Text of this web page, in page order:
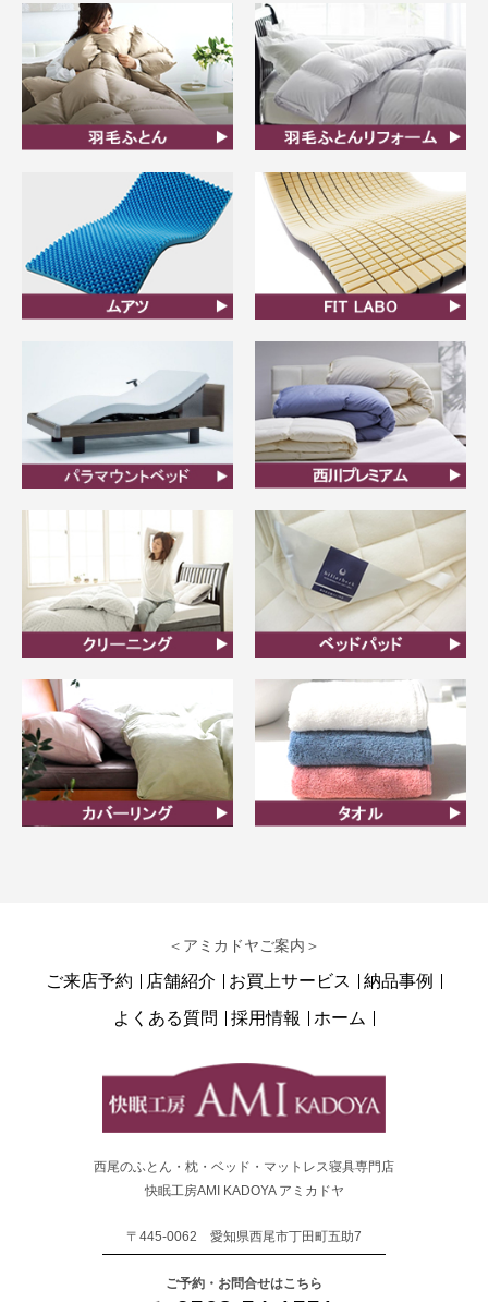
ん
＜アミカドヤご案内＞
ご来店予約 店舗紹介 お買上サービス
納品事例
よくある質問
採用情報 ホーム
西尾のふとん・枕・ベッド・マットレス寝具専門店
快眠工房AMI KADOYA アミカドヤ
〒445-0062 愛知県西尾市丁田町五助7
ご予約・お問合せはこちら